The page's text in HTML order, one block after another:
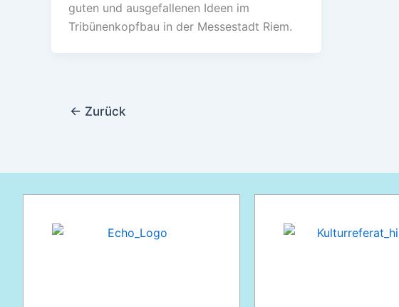
guten und ausgefallenen Ideen im
Tribünenkopfbau in der Messestadt Riem.
← Zurück